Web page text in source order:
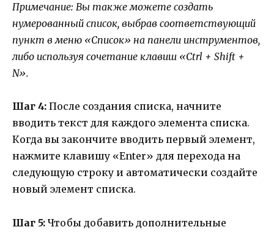
Примечание: Вы также можете создать
нумерованный список, выбрав соответствующий
пункт в меню «Список» на панели инструментов,
либо используя сочетание клавиш «Ctrl + Shift +
N».
Шаг 4: После создания списка, начните
вводить текст для каждого элемента списка.
Когда вы закончите вводить первый элемент,
нажмите клавишу «Enter» для перехода на
следующую строку и автоматически создайте
новый элемент списка.
Шаг 5: Чтобы добавить дополнительные